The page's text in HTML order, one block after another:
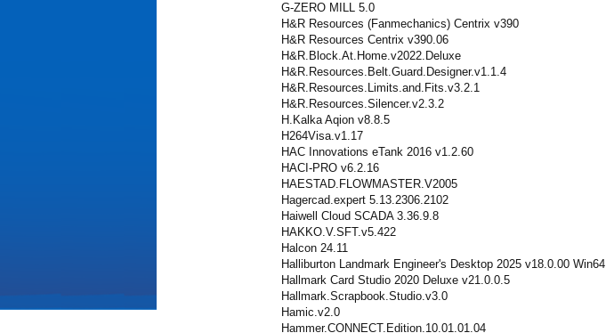
G-ZERO MILL 5.0
H&R Resources (Fanmechanics) Centrix v390
H&R Resources Centrix v390.06
H&R.Block.At.Home.v2022.Deluxe
H&R.Resources.Belt.Guard.Designer.v1.1.4
H&R.Resources.Limits.and.Fits.v3.2.1
H&R.Resources.Silencer.v2.3.2
H.Kalka Aqion v8.8.5
H264Visa.v1.17
HAC Innovations eTank 2016 v1.2.60
HACI-PRO v6.2.16
HAESTAD.FLOWMASTER.V2005
Hagercad.expert 5.13.2306.2102
Haiwell Cloud SCADA 3.36.9.8
HAKKO.V.SFT.v5.422
Halcon 24.11
Halliburton Landmark Engineer's Desktop 2025 v18.0.00 Win64
Hallmark Card Studio 2020 Deluxe v21.0.0.5
Hallmark.Scrapbook.Studio.v3.0
Hamic.v2.0
Hammer.CONNECT.Edition.10.01.01.04